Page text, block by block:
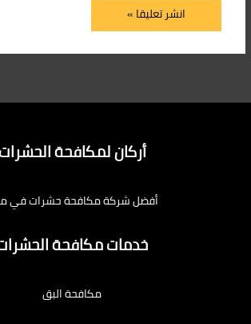
أركان لمكافحة الحشرات
أفضل شركة مكافحة حشرات في
خدمات مكافحة
مكافحة البق